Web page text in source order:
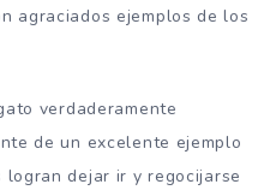
agraciados ejemplos de los
verdaderamente
de un excelente ejemplo
logran dejar ir y regocijarse